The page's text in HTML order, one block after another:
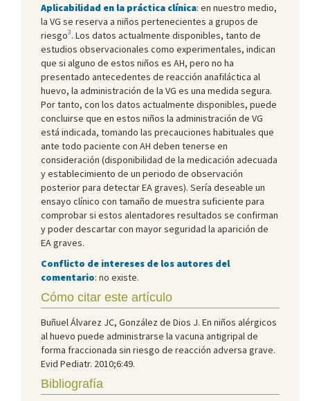
Aplicabilidad en la práctica clínica: en nuestro medio,
la VG se reserva a niños pertenecientes a grupos de
riesgo3. Los datos actualmente disponibles, tanto de
estudios observacionales como experimentales, indican
que si alguno de estos niños es AH, pero no ha
presentado antecedentes de reacción anafiláctica al
huevo, la administración de la VG es una medida segura.
Por tanto, con los datos actualmente disponibles, puede
concluirse que en estos niños la administración de VG
está indicada, tomando las precauciones habituales que
ante todo paciente con AH deben tenerse en
consideración (disponibilidad de la medicación adecuada
y establecimiento de un periodo de observación
posterior para detectar EA graves). Sería deseable un
ensayo clínico con tamaño de muestra suficiente para
comprobar si estos alentadores resultados se confirman
y poder descartar con mayor seguridad la aparición de
EA graves.
Conflicto de intereses de los autores del
comentario: no existe.
Cómo citar este artículo
Buñuel Álvarez JC, González de Dios J. En niños alérgicos
al huevo puede administrarse la vacuna antigripal de
forma fraccionada sin riesgo de reacción adversa grave.
Evid Pediatr. 2010;6:49.
Bibliografía